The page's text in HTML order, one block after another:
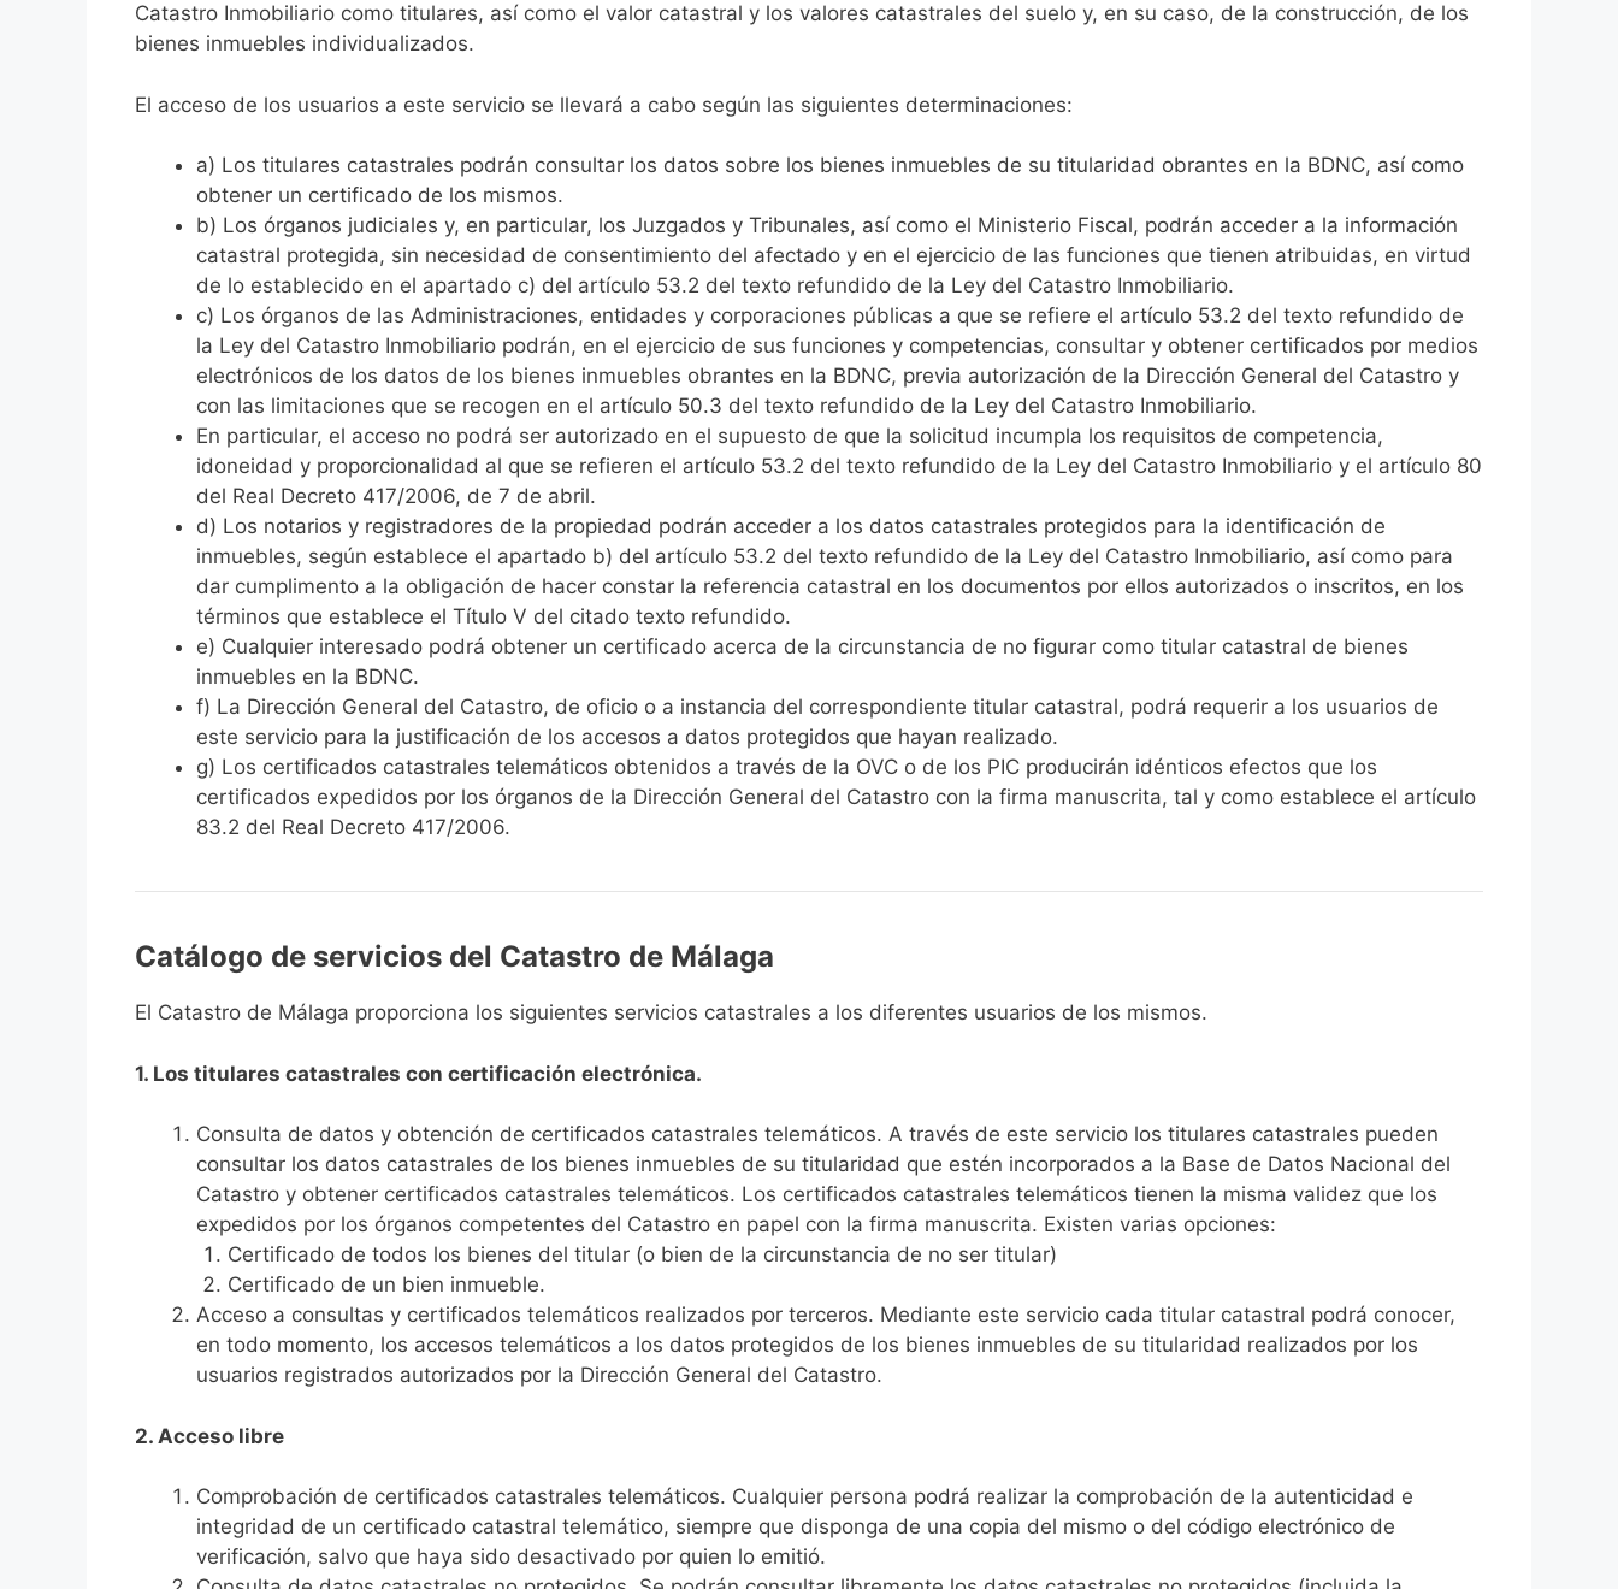
Catastro Inmobiliario como titulares, así como el valor catastral y los valores catastrales del suelo y, en su caso, de la construcción, de los
bienes inmuebles individualizados.
El acceso de los usuarios a este servicio se llevará a cabo según las siguientes determinaciones:
a) Los titulares catastrales podrán consultar los datos sobre los bienes inmuebles de su titularidad obrantes en la BDNC, así como
obtener un certificado de los mismos.
b) Los órganos judiciales y, en particular, los Juzgados y Tribunales, así como el Ministerio Fiscal, podrán acceder a la información
catastral protegida, sin necesidad de consentimiento del afectado y en el ejercicio de las funciones que tienen atribuidas, en virtud
de lo establecido en el apartado c) del artículo 53.2 del texto refundido de la Ley del Catastro Inmobiliario.
c) Los órganos de las Administraciones, entidades y corporaciones públicas a que se refiere el artículo 53.2 del texto refundido de
la Ley del Catastro Inmobiliario podrán, en el ejercicio de sus funciones y competencias, consultar y obtener certificados por medios
electrónicos de los datos de los bienes inmuebles obrantes en la BDNC, previa autorización de la Dirección General del Catastro y
con las limitaciones que se recogen en el artículo 50.3 del texto refundido de la Ley del Catastro Inmobiliario.
En particular, el acceso no podrá ser autorizado en el supuesto de que la solicitud incumpla los requisitos de competencia,
idoneidad y proporcionalidad al que se refieren el artículo 53.2 del texto refundido de la Ley del Catastro Inmobiliario y el artículo 80
del Real Decreto 417/2006, de 7 de abril.
d) Los notarios y registradores de la propiedad podrán acceder a los datos catastrales protegidos para la identificación de
inmuebles, según establece el apartado b) del artículo 53.2 del texto refundido de la Ley del Catastro Inmobiliario, así como para
dar cumplimento a la obligación de hacer constar la referencia catastral en los documentos por ellos autorizados o inscritos, en los
términos que establece el Título V del citado texto refundido.
e) Cualquier interesado podrá obtener un certificado acerca de la circunstancia de no figurar como titular catastral de bienes
inmuebles en la BDNC.
f) La Dirección General del Catastro, de oficio o a instancia del correspondiente titular catastral, podrá requerir a los usuarios de
este servicio para la justificación de los accesos a datos protegidos que hayan realizado.
g) Los certificados catastrales telemáticos obtenidos a través de la OVC o de los PIC producirán idénticos efectos que los
certificados expedidos por los órganos de la Dirección General del Catastro con la firma manuscrita, tal y como establece el artículo
83.2 del Real Decreto 417/2006.
Catálogo de servicios del Catastro de Málaga
El Catastro de Málaga proporciona los siguientes servicios catastrales a los diferentes usuarios de los mismos.
1. Los titulares catastrales con certificación electrónica.
Consulta de datos y obtención de certificados catastrales telemáticos. A través de este servicio los titulares catastrales pueden
consultar los datos catastrales de los bienes inmuebles de su titularidad que estén incorporados a la Base de Datos Nacional del
Catastro y obtener certificados catastrales telemáticos. Los certificados catastrales telemáticos tienen la misma validez que los
expedidos por los órganos competentes del Catastro en papel con la firma manuscrita. Existen varias opciones:
Certificado de todos los bienes del titular (o bien de la circunstancia de no ser titular)
Certificado de un bien inmueble.
Acceso a consultas y certificados telemáticos realizados por terceros. Mediante este servicio cada titular catastral podrá conocer,
en todo momento, los accesos telemáticos a los datos protegidos de los bienes inmuebles de su titularidad realizados por los
usuarios registrados autorizados por la Dirección General del Catastro.
2. Acceso libre
Comprobación de certificados catastrales telemáticos. Cualquier persona podrá realizar la comprobación de la autenticidad e
integridad de un certificado catastral telemático, siempre que disponga de una copia del mismo o del código electrónico de
verificación, salvo que haya sido desactivado por quien lo emitió.